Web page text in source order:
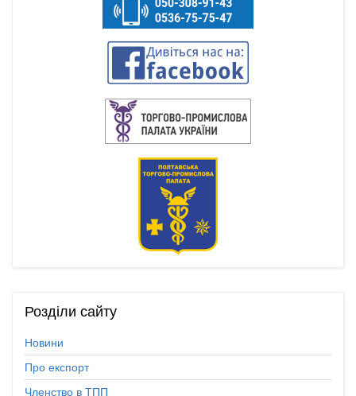
Розділи сайту
Новини
Про експорт
Членство в ТПП